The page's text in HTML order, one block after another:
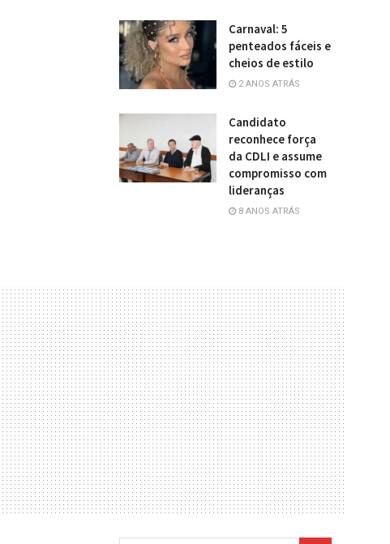
Carnaval: 5
penteados fáceis e
cheios de estilo
2 ANOS ATRÁS
Candidato
reconhece força
da CDLI e assume
compromisso com
lideranças
8 ANOS ATRÁS